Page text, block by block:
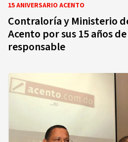
15 ANIVERSARIO ACENTO
Contraloría y Ministerio
Acento por sus 15 años
responsable